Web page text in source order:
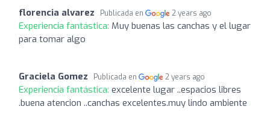
florencia alvarez Publicada en 2 years ago
Experiencia fantástica: Muy buenas las canchas y el lugar
para tomar algo
Graciela Gomez Publicada en 2 years ago
Experiencia fantástica: excelente lugar ..espacios libres
.buena atencion ..canchas excelentes.muy lindo ambiente